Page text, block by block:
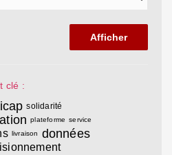
clé :
solidarité
plateforme service
livraison données